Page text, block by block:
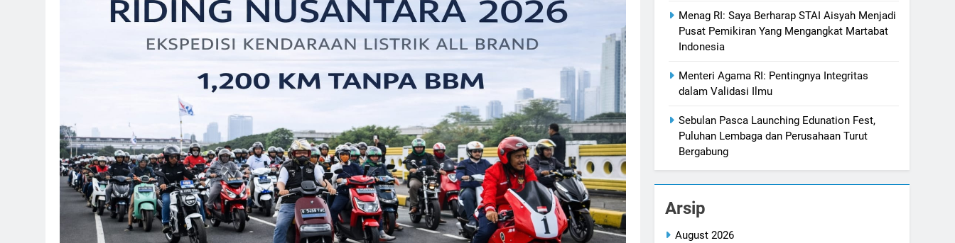
Menag RI: Saya Berharap STAI Aisyah Menjadi
Pusat Pemikiran Yang Mengangkat Martabat
Indonesia
Menteri Agama RI: Pentingnya Integritas
dalam Validasi Ilmu
Sebulan Pasca Launching Edunation Fest,
Puluhan Lembaga dan Perusahaan Turut
Bergabung
Arsip
August 2026